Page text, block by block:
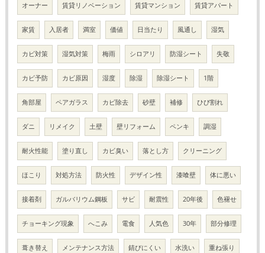
オーナー 賃貸リノベーション 賃貸マンション 賃貸アパート
家賃 入居者 満室 価値 日当たり 風通し 湿気
カビ対策 湿気対策 梅雨 シロアリ 防湿シート 失敬
カビ予防 カビ原因 湿度 除湿 除湿シート 1階
角部屋 ペアガラス カビ除去 砂壁 補修 ひび割れ
ダニ リメイク 土壁 壁リフォーム ペンキ 調湿
耐火性能 塗り直し カビ臭い 落とし方 クリーニング
ほこり 対処方法 防火性 デザイン性 漆喰壁 体に悪い
接着剤 ガルバリウム鋼板 サビ 耐震性 20年後 色褪せ
チョーキング現象 へこみ 電食 人気色 30年 部分修理
葺き替え メンテナンス方法 錆びにくい 水洗い 重ね張り